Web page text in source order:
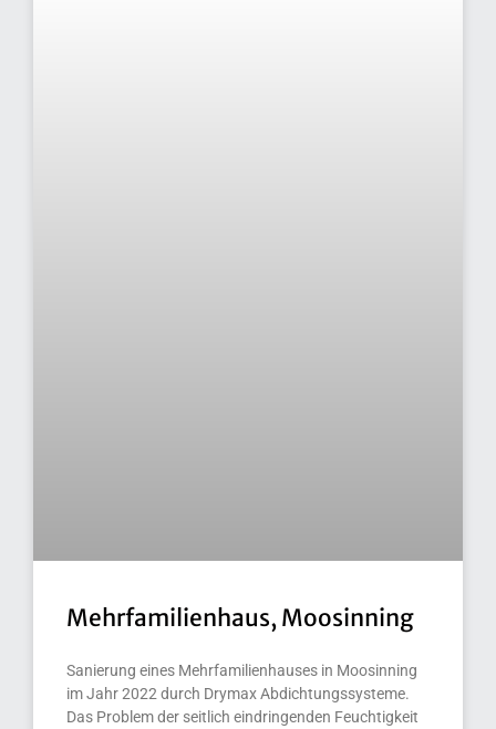
Mehrfamilienhaus, Moosinning
Sanierung eines Mehrfamilienhauses in Moosinning
im Jahr 2022 durch Drymax Abdichtungssysteme.
Das Problem der seitlich eindringenden Feuchtigkeit